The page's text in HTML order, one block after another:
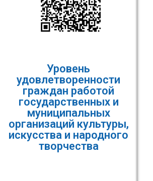
Уровень
удовлетворенности
граждан работой
государственных и
муниципальных
организаций культуры,
искусства и народного
творчества